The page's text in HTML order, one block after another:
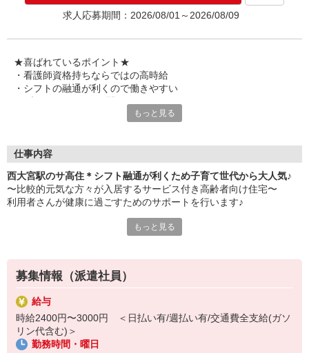
求人応募期間：2026/08/01～2026/08/09
★喜ばれているポイント★
・看護師資格持ちならではの高時給
・シフトの融通が利くので働きやすい
もっと見る
仕事内容
西大宮駅のサ高住＊シフト融通が利くため子育て世代から大人気♪
〜比較的元気な方々が入居するサービス付き高齢者向け住宅〜
利用者さんが健康に過ごすためのサポートを行います♪
・バイタルチェック
・急病時の対応 など
最大の特徴は何といってもシフトの融通！
子育て中のスタッフに理解がある職場なので、子供の急な発熱など
があっても柔軟に対応できます◎
もっと見る
募集情報（派遣社員）
給与
時給2400円〜3000円 ＜日払い有/週払い有/交通費全支給(ガソ
リン代含む)＞
勤務時間・曜日